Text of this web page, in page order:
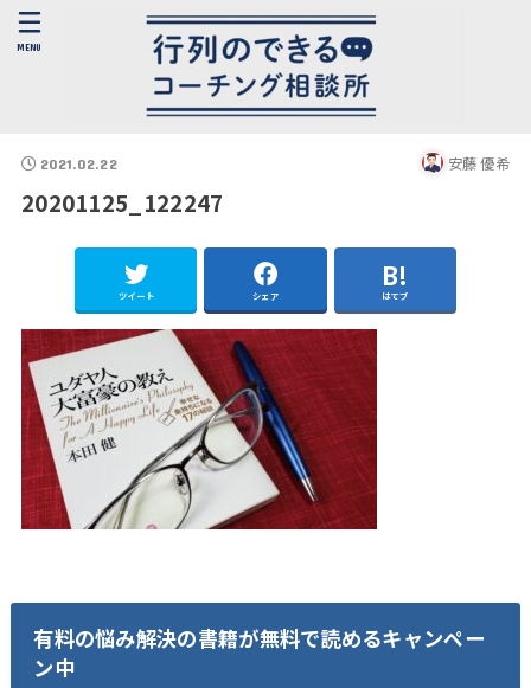
MENU
2021.02.22 安藤 優希
20201125_122247
ツイート シェア はてブ
有料の悩み解決の書籍が無料で読めるキャンペー
ン中